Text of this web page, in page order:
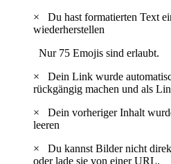
×
Du hast formatierten Text
wiederherstellen
Nur 75 Emojis sind erlaubt.
×
Dein Link wurde
rückgängig machen und als
×
Dein vorheriger Inhalt
leeren
×
Du kannst Bilder nicht
oder lade sie von einer URL.